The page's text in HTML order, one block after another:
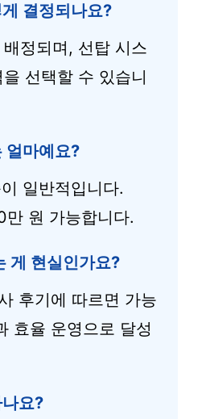
결정되나요?
정되며, 선탑 시스
선택할 수 있습니
얼마예요?
일반적입니다.
원 가능합니다.
게 현실인가요?
후기에 따르면 가능
효율 운영으로 달성
요?